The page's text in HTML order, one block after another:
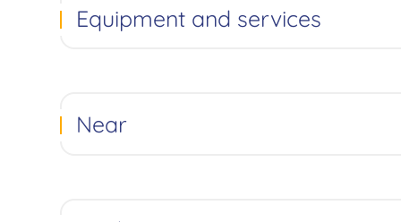
Equipment and services
Near